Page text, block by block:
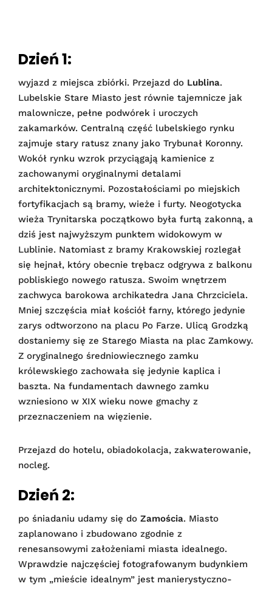
Dzień 1:
wyjazd z miejsca zbiórki. Przejazd do Lublina.
Lubelskie Stare Miasto jest równie tajemnicze jak
malownicze, pełne podwórek i uroczych
zakamarków. Centralną część lubelskiego rynku
zajmuje stary ratusz znany jako Trybunał Koronny.
Wokół rynku wzrok przyciągają kamienice z
zachowanymi oryginalnymi detalami
architektonicznymi. Pozostałościami po miejskich
fortyfikacjach są bramy, wieże i furty. Neogotycka
wieża Trynitarska początkowo była furtą zakonną, a
dziś jest najwyższym punktem widokowym w
Lublinie. Natomiast z bramy Krakowskiej rozlegał
się hejnał, który obecnie trębacz odgrywa z balkonu
pobliskiego nowego ratusza. Swoim wnętrzem
zachwyca barokowa archikatedra Jana Chrzciciela.
Mniej szczęścia miał kościół farny, którego jedynie
zarys odtworzono na placu Po Farze. Ulicą Grodzką
dostaniemy się ze Starego Miasta na plac Zamkowy.
Z oryginalnego średniowiecznego zamku
królewskiego zachowała się jedynie kaplica i
baszta. Na fundamentach dawnego zamku
wzniesiono w XIX wieku nowe gmachy z
przeznaczeniem na więzienie.
Przejazd do hotelu, obiadokolacja, zakwaterowanie,
nocleg.
Dzień 2:
po śniadaniu udamy się do Zamościa. Miasto
zaplanowano i zbudowano zgodnie z
renesansowymi założeniami miasta idealnego.
Wprawdzie najczęściej fotografowanym budynkiem
w tym „mieście idealnym” jest manierystyczno-